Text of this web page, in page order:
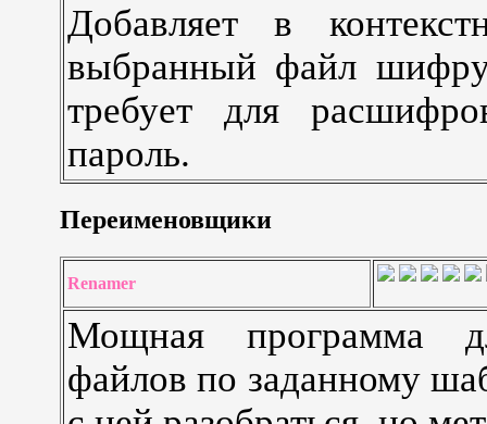
Добавляет в
выбранный файл
требует для
пароль.
Переименовщики
Renamer
Мощная программа
файлов по заданному